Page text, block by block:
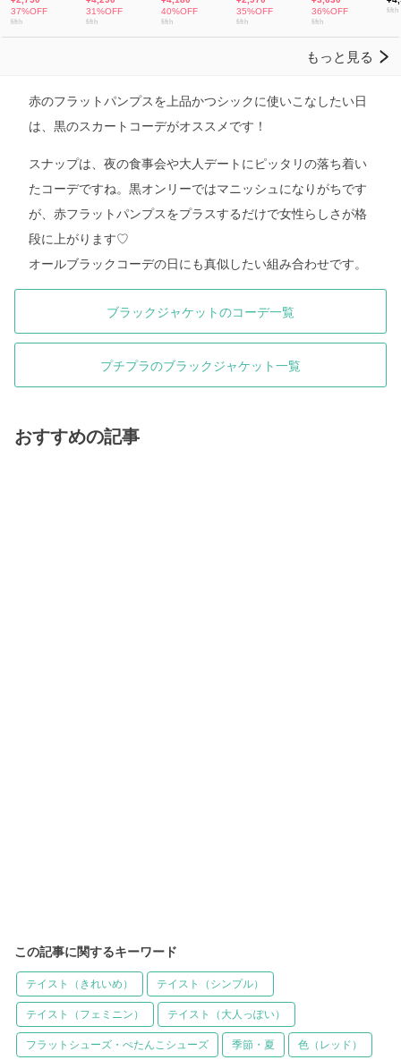
赤のフラットパンプスを上品かつシックに使いこなしたい日
は、黒のスカートコーデがオススメです！
スナップは、夜の食事会や大人デートにピッタリの落ち着い
たコーデですね。黒オンリーではマニッシュになりがちです
が、赤フラットパンプスをプラスするだけで女性らしさが格
段に上がります♡
オールブラックコーデの日にも真似したい組み合わせです。
ブラックジャケットのコーデ一覧
プチプラのブラックジャケット一覧
おすすめの記事
この記事に関するキーワード
テイスト（きれいめ） テイスト（シンプル）
テイスト（フェミニン） テイスト（大人っぽい）
フラットシューズ・ぺたんこシューズ 季節・夏 色（レッド）